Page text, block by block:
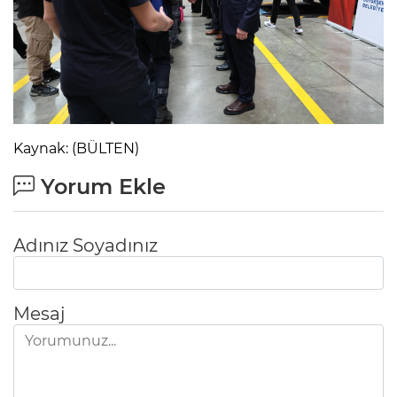
Kaynak: (BÜLTEN)
Yorum Ekle
Adınız Soyadınız
Mesaj